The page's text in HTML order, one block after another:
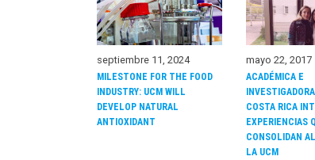
septiembre 11, 2024
MILESTONE FOR THE FOOD
INDUSTRY: UCM WILL
DEVELOP NATURAL
ANTIOXIDANT
mayo 22, 2017
ACADÉMICA E
COSTA RICA
EXPERIENCIAS
CONSOLIDAN
LA UCM